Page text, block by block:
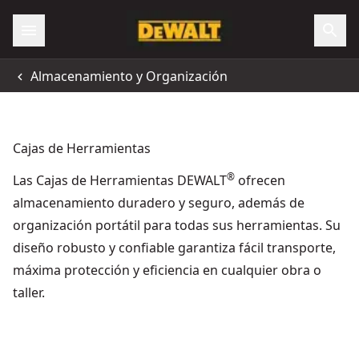
Almacenamiento y Organización
Cajas de Herramientas
Las Cajas de Herramientas DEWALT® ofrecen
almacenamiento duradero y seguro, además de
organización portátil para todas sus herramientas. Su
diseño robusto y confiable garantiza fácil transporte,
máxima protección y eficiencia en cualquier obra o
taller.